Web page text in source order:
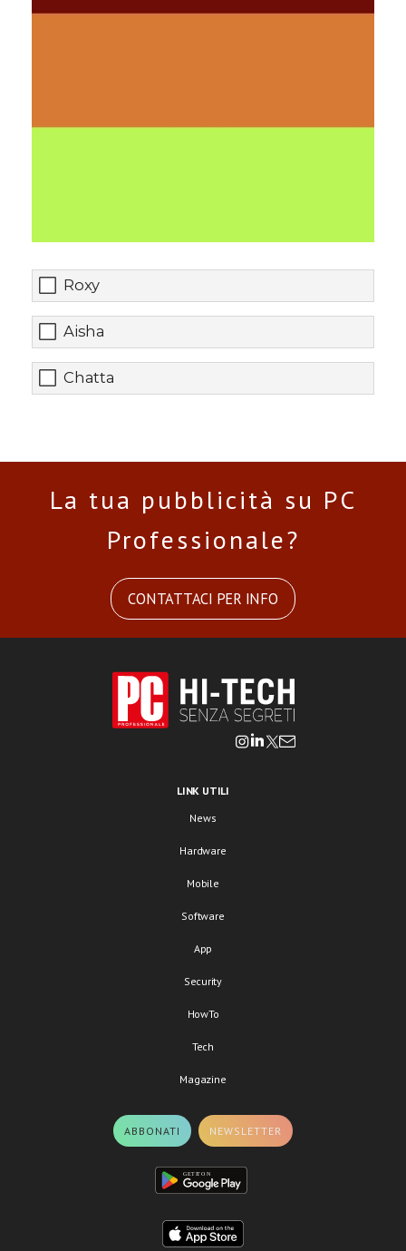
Roxy
Aisha
Chatta
La tua pubblicità su PC
Professionale?
CONTATTACI PER INFO
LINK UTILI
News
Hardware
Mobile
Software
App
Security
HowTo
Tech
Magazine
ABBONATI NEWSLETTER